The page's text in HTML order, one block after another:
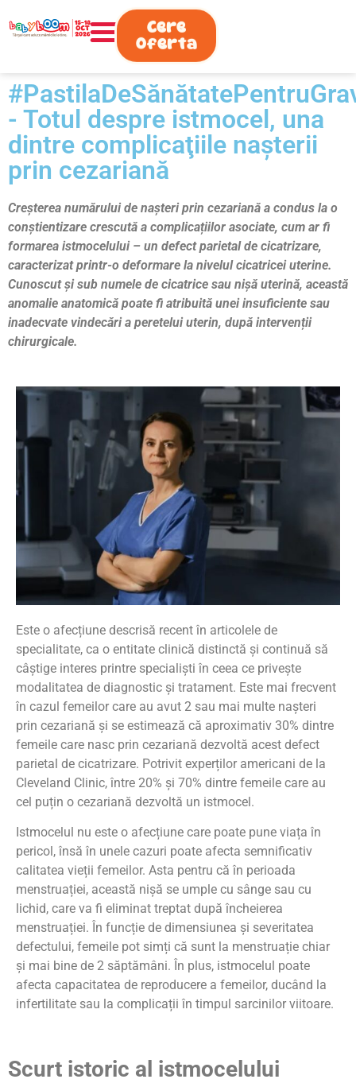
0730.808.038 Cere
Oferta
- Totul despre istmocel, una
dintre complicaţiile naşterii
prin cezariană
Creșterea numărului de nașteri prin cezariană a condus la o
conștientizare crescută a complicațiilor asociate, cum ar fi
formarea istmocelului – un defect parietal de cicatrizare,
caracterizat printr-o deformare la nivelul cicatricei uterine.
Cunoscut și sub numele de cicatrice sau nișă uterină, această
anomalie anatomică poate fi atribuită unei insuficiente sau
inadecvate vindecări a peretelui uterin, după intervenții
chirurgicale.
Este o afecțiune descrisă recent în articolele de
specialitate, ca o entitate clinică distinctă și continuă să
câștige interes printre specialiști în ceea ce privește
modalitatea de diagnostic și tratament. Este mai frecvent
în cazul femeilor care au avut 2 sau mai multe nașteri
prin cezariană și se estimează că aproximativ 30% dintre
femeile care nasc prin cezariană dezvoltă acest defect
parietal de cicatrizare. Potrivit experților americani de la
Cleveland Clinic, între 20% și 70% dintre femeile care au
cel puțin o cezariană dezvoltă un istmocel.
Istmocelul nu este o afecțiune care poate pune viața în
pericol, însă în unele cazuri poate afecta semnificativ
calitatea vieții femeilor. Asta pentru că în perioada
menstruației, această nișă se umple cu sânge sau cu
lichid, care va fi eliminat treptat după încheierea
menstruației. În funcție de dimensiunea și severitatea
defectului, femeile pot simți că sunt la menstruație chiar
și mai bine de 2 săptămâni. În plus, istmocelul poate
afecta capacitatea de reproducere a femeilor, ducând la
infertilitate sau la complicații în timpul sarcinilor viitoare.
Scurt istoric al istmocelului